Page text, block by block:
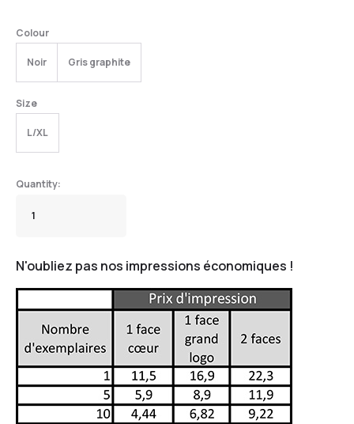
Colour
Noir Gris graphite
Size
L/XL
N'oubliez pas nos impressions économiques !